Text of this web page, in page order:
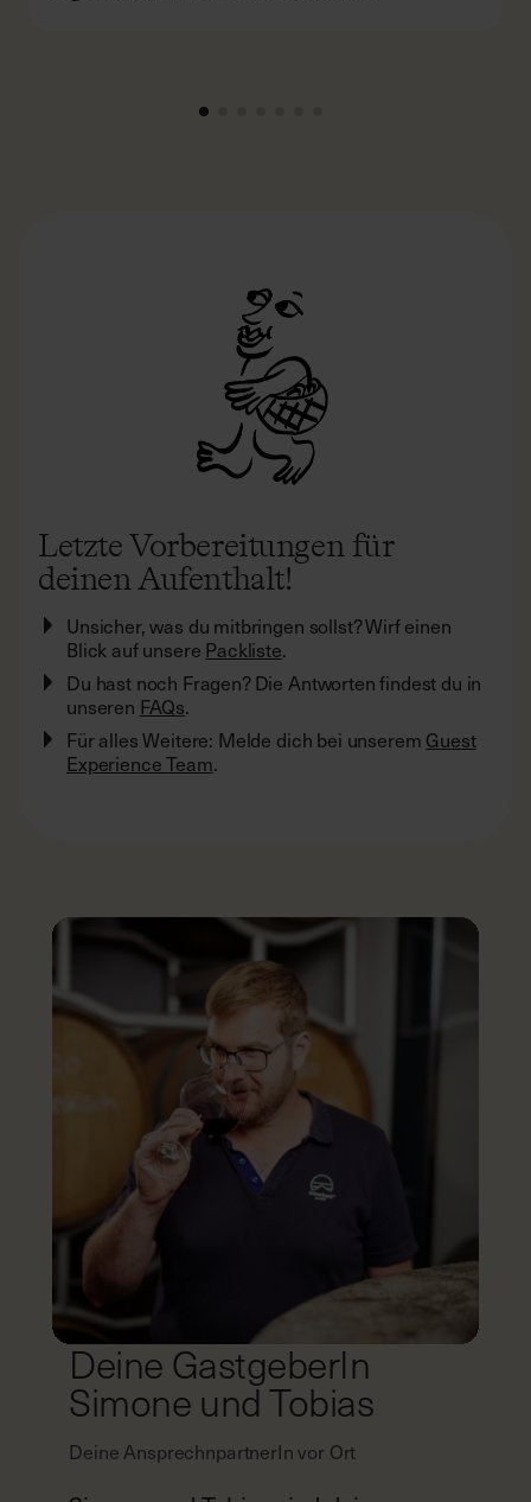
Letzte Vorbereitungen für
deinen Aufenthalt!
Unsicher, was du mitbringen sollst? Wirf einen
Blick auf unserePackliste.
Du hast noch Fragen? Die Antworten findest du in
unserenFAQs.
Für alles Weitere: Melde dich bei unseremGuest
Experience Team
Deine GastgeberIn
Simone und Tobias
Deine AnsprechnpartnerIn vor Ort
Simone und Tobias sind deine